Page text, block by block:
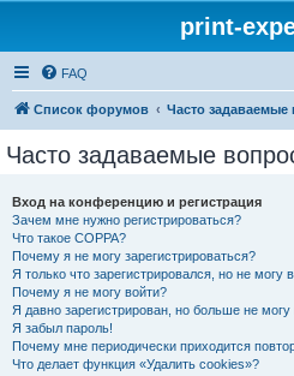
print-
FAQ
Список форумов Часто
Часто задаваемые
Вход на конференцию и регистрация
Зачем мне нужно регистрироваться?
Что такое COPPA?
Почему я не могу зарегистрироваться?
Я только что зарегистрировался, но не могу
Почему я не могу войти?
Я давно зарегистрирован, но больше не могу
Я забыл пароль!
Почему мне периодически приходится
Что делает функция «Удалить cookies»?